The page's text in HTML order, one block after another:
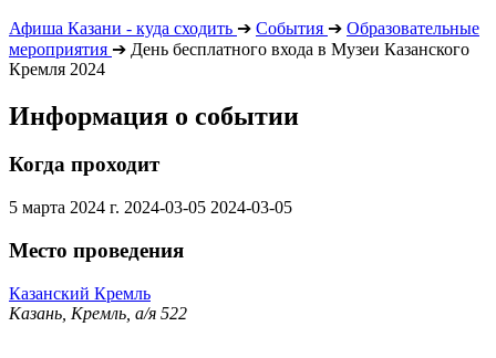
Афиша Казани - куда сходить ➔ События ➔ Образовательные
мероприятия ➔ День бесплатного входа в Музеи Казанского
Кремля 2024
Информация о событии
Когда проходит
5 марта 2024 г. 2024-03-05 2024-03-05
Место проведения
Казанский Кремль
Казань, Кремль, а/я 522